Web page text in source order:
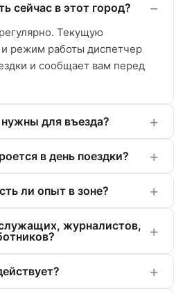
сейчас в этот город?
Текущую
режим работы диспетчер
и сообщает вам перед
для въезда?
в день поездки?
ли опыт в зоне?
журналистов,